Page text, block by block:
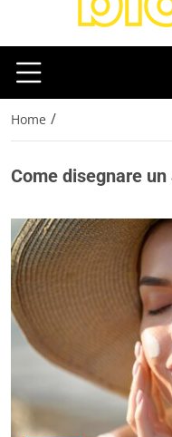
Home /
Come disegnare